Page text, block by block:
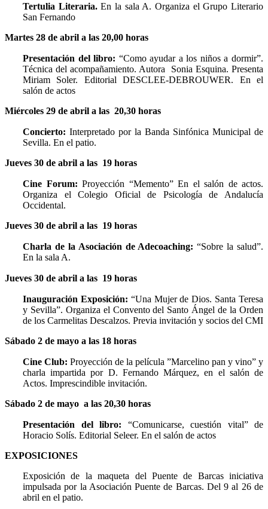
Tertulia Literaria. En la sala A. Organiza el Grupo Literario
San Fernando
Martes 28 de abril a las 20,00 horas
Presentación del libro: “Como ayudar a los niños a dormir”.
Técnica del acompañamiento. Autora Sonia Esquina. Presenta
Miriam Soler. Editorial DESCLEE-DEBROUWER. En el
salón de actos
Miércoles 29 de abril a las 20,30 horas
Concierto: Interpretado por la Banda Sinfónica Municipal de
Sevilla. En el patio.
Jueves 30 de abril a las 19 horas
Cine Forum: Proyección “Memento” En el salón de actos.
Organiza el Colegio Oficial de Psicología de Andalucía
Occidental.
Jueves 30 de abril a las 19 horas
Charla de la Asociación de Adecoaching: “Sobre la salud”.
En la sala A.
Jueves 30 de abril a las 19 horas
Inauguración Exposición: “Una Mujer de Dios. Santa Teresa
y Sevilla”. Organiza el Convento del Santo Ángel de la Orden
de los Carmelitas Descalzos. Previa invitación y socios del CMI
Sábado 2 de mayo a las 18 horas
Cine Club: Proyección de la película ”Marcelino pan y vino” y
charla impartida por D. Fernando Márquez, en el salón de
Actos. Imprescindible invitación.
Sábado 2 de mayo a las 20,30 horas
Presentación del libro:
“Comunicarse, cuestión vital” de
Horacio Solís. Editorial Seleer. En el salón de actos
EXPOSICIONES
Exposición de la maqueta del Puente de Barcas iniciativa
impulsada por la Asociación Puente de Barcas. Del 9 al 26 de
abril en el patio.